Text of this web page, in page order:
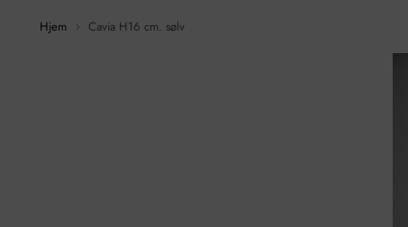
Hjem Cavia H16 cm. sølv